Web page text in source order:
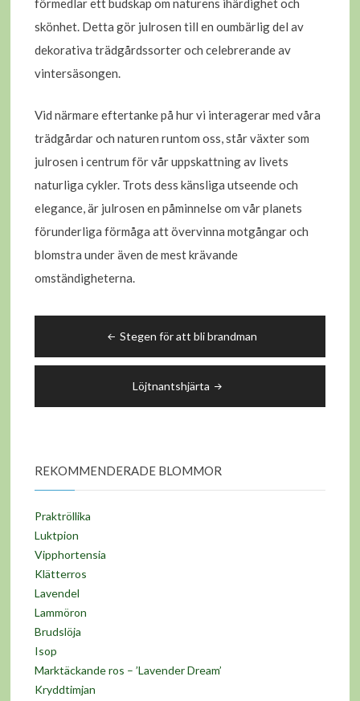
förmedlar ett budskap om naturens ihärdighet och
skönhet. Detta gör julrosen till en oumbärlig del av
dekorativa trädgårdssorter och celebrerande av
vintersäsongen.
Vid närmare eftertanke på hur vi interagerar med våra
trädgårdar och naturen runtom oss, står växter som
julrosen i centrum för vår uppskattning av livets
naturliga cykler. Trots dess känsliga utseende och
elegance, är julrosen en påminnelse om vår planets
förunderliga förmåga att övervinna motgångar och
blomstra under även de mest krävande
omständigheterna.
Stegen för att bli brandman
Löjtnantshjärta
REKOMMENDERADE BLOMMOR
Praktröllika
Luktpion
Vipphortensia
Klätterros
Lavendel
Lammöron
Brudslöja
Isop
Marktäckande ros – ’Lavender Dream’
Kryddtimjan